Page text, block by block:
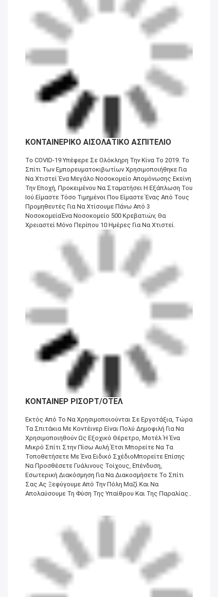
ΚΟΝΤΑΙΝΕΡΙΚΟ ΑΙΣΟΛΑΤΙΚΟ ΑΣΠΙΤΕΛΙΟ
Το COVID-19 Υπέφερε Σε Ολόκληρη Την Κίνα Το 2019. Το
Σπίτι Των Εμπορευματοκιβωτίων Χρησιμοποιήθηκε Για
Να Χτιστεί Ένα Μεγάλο Νοσοκομείο Απομόνωσης Εκείνη
Την Εποχή, Προκειμένου Να Σταματήσει Η Εξάπλωση Του
Ιού.Είμαστε Τόσο Τιμημένοι Που Είμαστε Ένας Από Τους
Προμηθευτές Για Να Χτίσουμε Πάνω Από 3
ΝοσοκομείαΈνα Νοσοκομείο 500 Κρεβατιών, Θα
Χρειαστεί Μόνο Περίπου 10 Ημέρες Για Να Χτιστεί.
ΚΟΝΤΑΙΝΕΡ ΡΙΣΟΡΤ/ΟΤΕΛ
Εκτός Από Το Να Χρησιμοποιούνται Σε Εργοτάξια, Τώρα
Τα Σπιτάκια Με Κοντέινερ Είναι Πολύ Δημοφιλή Για Να
Χρησιμοποιηθούν Ως Εξοχικό Θέρετρο, Μοτέλ Ή Ένα
Μικρό Σπίτι Στην Πίσω Αυλή.Έτσι Μπορείτε Να Τα
Τοποθετήσετε Με Ένα Ειδικό ΣχέδιοΜπορείτε Επίσης
Να Προσθέσετε Γυάλινους Τοίχους, Επένδυση,
Εσωτερική Διακόσμηση Για Να Διακοσμήσετε Το Σπίτι
Σας.Ας Ξεφύγουμε Από Την Πόλη Μαζί Και Να
Απολαύσουμε Τη Φύση Της Υπαίθρου Και Της Παραλίας..